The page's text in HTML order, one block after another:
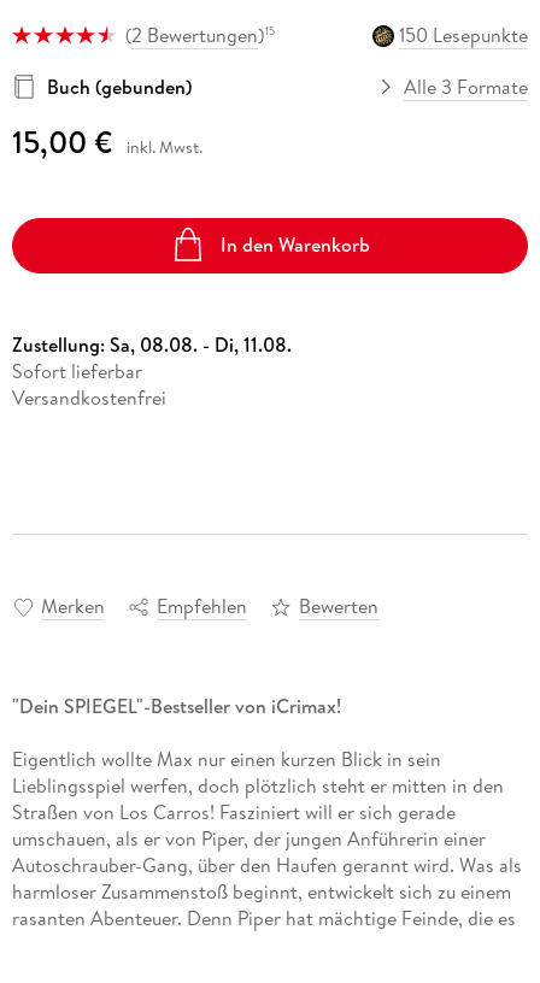
(2 Bewertungen)15
150 Lesepunkte
Buch (gebunden)
Alle 3 Formate
15,00 € inkl. Mwst.
In den Warenkorb
Zustellung:Sa, 08.08. - Di, 11.08.
Sofort lieferbar
Versandkostenfrei
Merken Empfehlen Bewerten
"Dein SPIEGEL"-Bestseller von iCrimax!
Eigentlich wollte Max nur einen kurzen Blick in sein
Lieblingsspiel werfen, doch plötzlich steht er mitten in den
Straßen von Los Carros! Fasziniert will er sich gerade
umschauen, als er von Piper, der jungen Anführerin einer
Autoschrauber-Gang, über den Haufen gerannt wird. Was als
harmloser Zusammenstoß beginnt, entwickelt sich zu einem
rasanten Abenteuer. Denn Piper hat mächtige Feinde, die es